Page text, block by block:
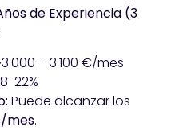
de Experiencia (3
– 3.100 €/mes
22%
Puede alcanzar los
mes.